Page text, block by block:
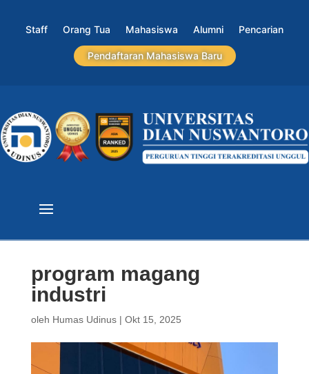
Staff Orang Tua Mahasiswa Alumni Pencarian
Pendaftaran Mahasiswa Baru
program magang
industri
oleh Humas Udinus| Okt 15, 2025